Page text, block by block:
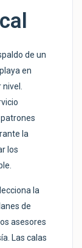
de un
en
la
los
la
de
asesores
Las calas